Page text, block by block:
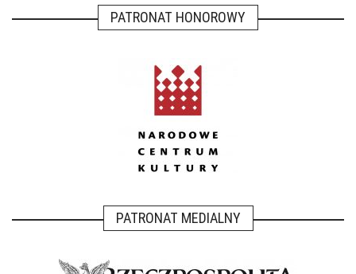
PATRONAT HONOROWY
PATRONAT MEDIALNY